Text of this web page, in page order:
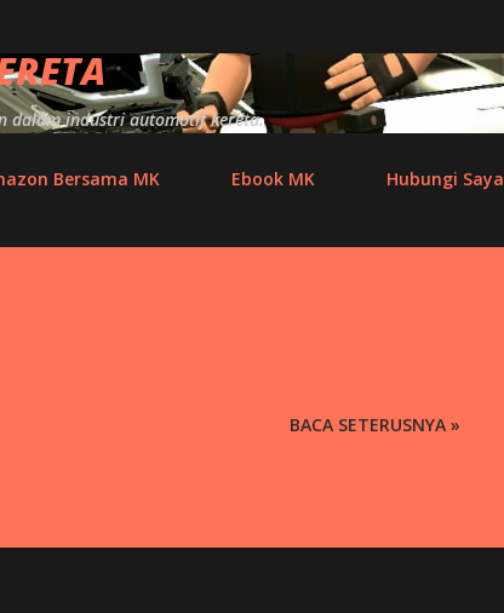
dalam industri automotif kereta.
Bersama MK Ebook MK Hubungi Saya
BACA SETERUSNYA »